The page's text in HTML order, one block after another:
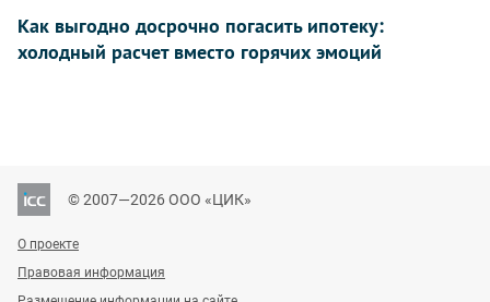
Как выгодно досрочно погасить ипотеку:
холодный расчет вместо горячих эмоций
© 2007—2026 ООО «ЦИК»
О проекте
Правовая информация